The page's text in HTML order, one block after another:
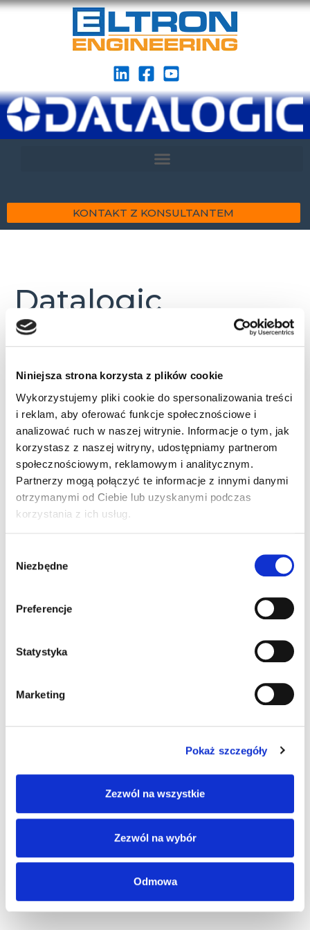
Niniejsza strona korzysta z plików cookie
Wykorzystujemy pliki cookie do spersonalizowania treści
i reklam, aby oferować funkcje społecznościowe i
analizować ruch w naszej witrynie. Informacje o tym, jak
korzystasz z naszej witryny, udostępniamy partnerom
społecznościowym, reklamowym i analitycznym.
Partnerzy mogą połączyć te informacje z innymi danymi
otrzymanymi od Ciebie lub uzyskanymi podczas
korzystania z ich usług.
zgody
Niezbędne
Preferencje
Statystyka
Marketing
Pokaż szczegóły
Zezwól na wszystkie
Zezwól na wybór
Odmowa
KONTAKT Z KONSULTANTEM
Datalogic
przewód
komunikacyjny
RS232, CAB-362
(90A051330)
Przewód komunikacyjny RS232, CAB-362,
żeński, skręcany, zasilanie 9P, dł. 6 stóp
90A051330
SKU90A051330
Akcesoria,Skanery ręczne